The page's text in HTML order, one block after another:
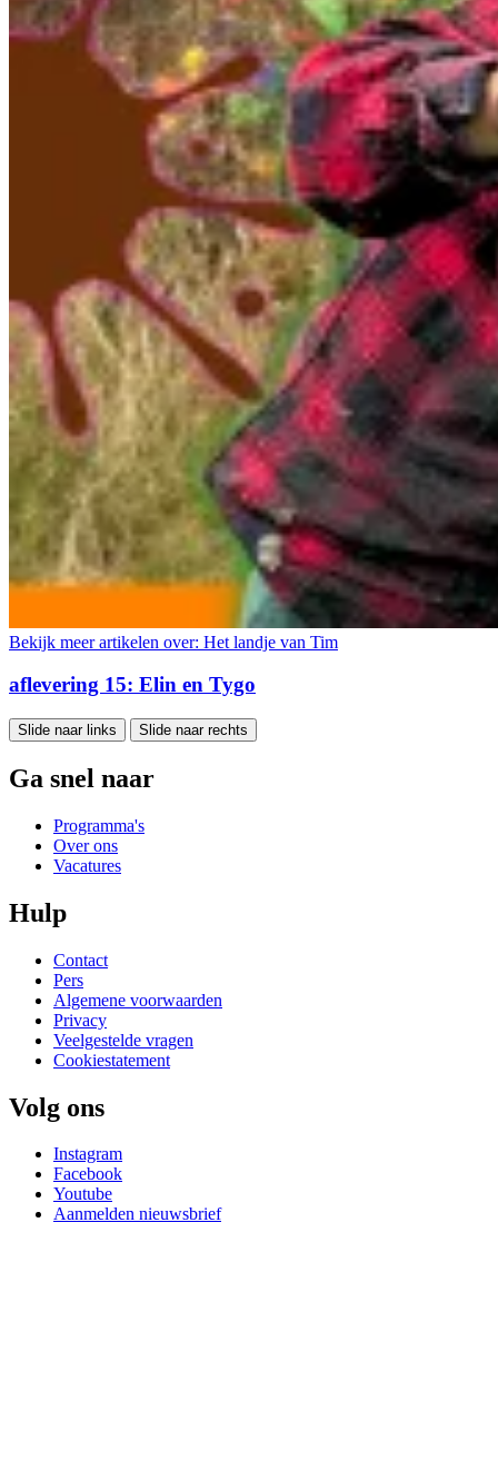
Bekijk meer artikelen over: Het landje van Tim
aflevering 15: Elin en Tygo
Slide naar links Slide naar rechts
Ga snel naar
Programma's
Over ons
Vacatures
Hulp
Contact
Pers
Algemene voorwaarden
Privacy
Veelgestelde vragen
Cookiestatement
Volg ons
Instagram
Facebook
Youtube
Aanmelden nieuwsbrief